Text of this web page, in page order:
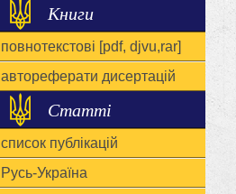
Книги
повнотекстові [pdf, djvu,rar]
автореферати дисертацій
Статті
список публікацій
Русь-Україна